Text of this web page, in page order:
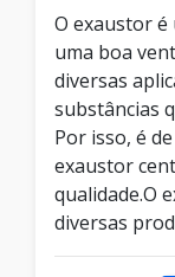
O exaustor
uma boa
diversas
substâncias
Por isso, é
exaustor
qualidade.O
diversas